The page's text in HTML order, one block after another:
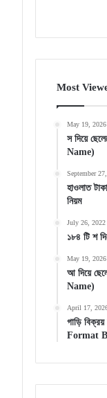
Most
May 19, 2026
স দিয়ে
Name)
September
হাওলাত
নিয়ম
July 26, 2022
১৮৪ টি শ
May 19, 2026
আ দিয়ে
Name)
April 17,
গাড়ি
Format